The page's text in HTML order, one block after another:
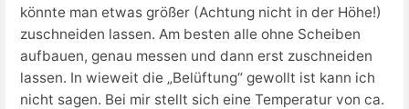
könnte man etwas größer (Achtung nicht in der Höhe!)
zuschneiden lassen. Am besten alle ohne Scheiben
aufbauen, genau messen und dann erst zuschneiden
lassen. In wieweit die „Belüftung“ gewollt ist kann ich
nicht sagen. Bei mir stellt sich eine Temperatur von ca.